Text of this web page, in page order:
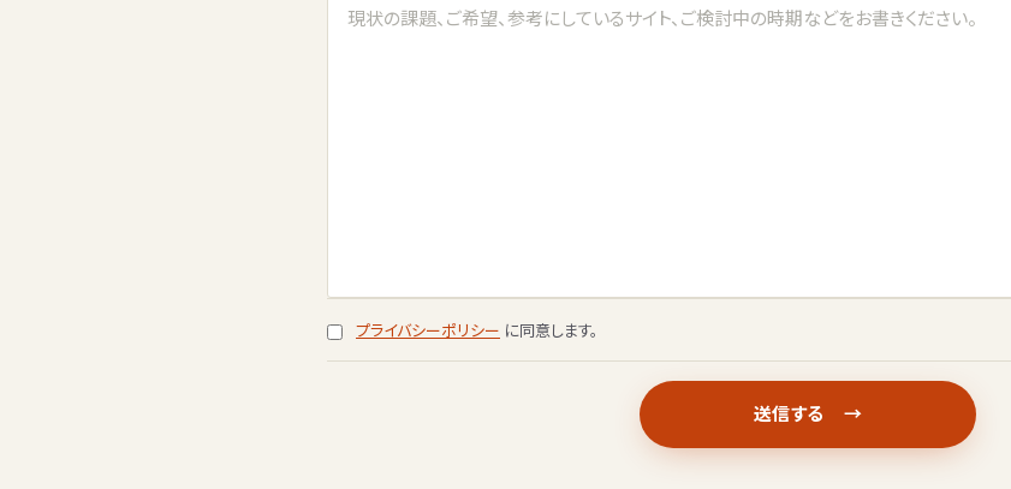
プライバシーポリシー に同意します。